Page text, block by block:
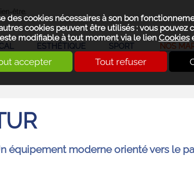
des cookies nécessaires à son bon
cookies peuvent être utilisés : vous pouvez
modifiable à tout moment via le lien Cookies
accepter Tout refuser
ESTHÉTIQUE SPORT NOS
équipement moderne orienté vers le